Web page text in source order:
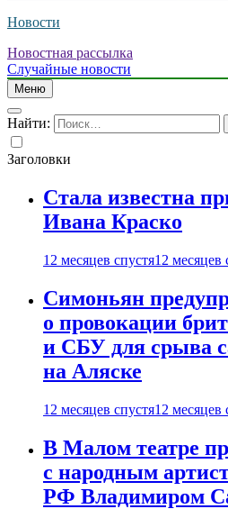
Новости
Новостная рассылка
Случайные новости
Меню
Найти:
Заголовки
Стала известна
Ивана Краско
12 месяцев спустя12 месяцев
Симоньян
о провокации
и СБУ для срыва
на Аляске
12 месяцев спустя12 месяцев
В Малом театре
с народным
РФ Владимиром